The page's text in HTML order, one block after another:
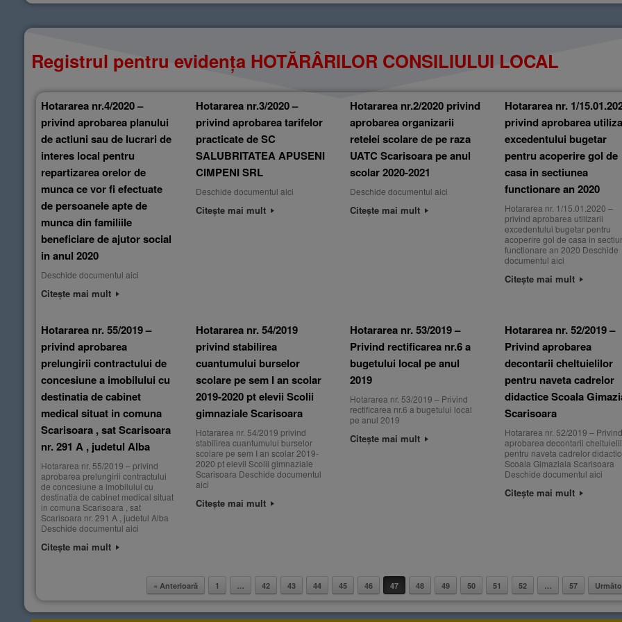
Registrul pentru evidența HOTĂRÂRILOR CONSILIULUI LOCAL
Hotararea nr.4/2020 –
privind aprobarea planului
de actiuni sau de lucrari de
interes local pentru
repartizarea orelor de
munca ce vor fi efectuate
de persoanele apte de
munca din familiile
beneficiare de ajutor social
in anul 2020
Deschide documentul aici
Citește mai mult
Hotararea nr.3/2020 –
privind aprobarea tarifelor
practicate de SC
SALUBRITATEA APUSENI
CIMPENI SRL
Deschide documentul aici
Citește mai mult
Hotararea nr.2/2020 privind
aprobarea organizarii
retelei scolare de pe raza
UATC Scarisoara pe anul
scolar 2020-2021
Deschide documentul aici
Citește mai mult
Hotararea nr. 1/
privind aprobarea
excedentului bugetar
pentru acoperire gol de
casa in sectiunea
functionare an 2020
Hotararea nr. 1/15.01.2020 –
privind aprobarea utilizarii
excedentului bugetar pentru
acoperire gol de casa in
functionare an 2020 Deschide
documentul aici
Citește mai mult
Hotararea nr. 55/2019 –
privind aprobarea
prelungirii contractului de
concesiune a imobilului cu
destinatia de cabinet
medical situat in comuna
Scarisoara , sat Scarisoara
nr. 291 A , judetul Alba
Hotararea nr. 55/2019 – privind
aprobarea prelungirii contractului
de concesiune a imobilului cu
destinatia de cabinet medical situat
in comuna Scarisoara , sat
Scarisoara nr. 291 A , judetul Alba
Deschide documentul aici
Citește mai mult
Hotararea nr. 54/2019
privind stabilirea
cuantumului burselor
scolare pe sem I an scolar
2019-2020 pt elevii Scolii
gimnaziale Scarisoara
Hotararea nr. 54/2019 privind
stabilirea cuantumului burselor
scolare pe sem I an scolar 2019-
2020 pt elevii Scolii gimnaziale
Scarisoara Deschide documentul
aici
Citește mai mult
Hotararea nr. 53/2019 –
Privind rectificarea nr.6 a
bugetului local pe anul
2019
Hotararea nr. 53/2019 – Privind
rectificarea nr.6 a bugetului local
pe anul 2019
Citește mai mult
Hotararea nr. 52/2019 –
Privind aprobarea
decontarii cheltuielilor
pentru naveta cadrelor
didactice Scoala
Scarisoara
Hotararea nr. 52/2019 – Privind
aprobarea decontarii
pentru naveta cadrelor
Scoala Gimaziala Scarisoara
Deschide documentul aici
Citește mai mult
Post navigation
« Anterioară 1 … 42 43 44 45 46 47 48 49 50 51 52 … 57